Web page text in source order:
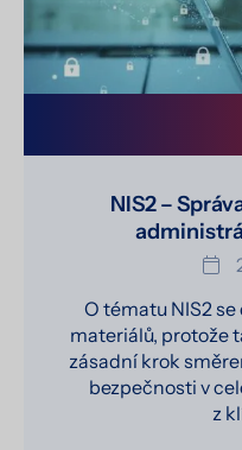
NIS2 –
O tématu NIS2
materiálů, protože
zásadní krok
bezpečnosti v
z